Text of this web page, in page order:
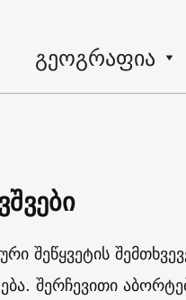
გეოგრაფია
შეწყვეტის
შერჩევითი